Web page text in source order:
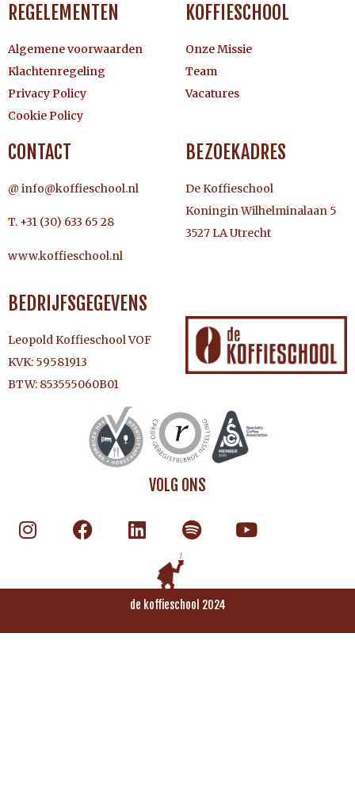
REGELEMENTEN
Algemene voorwaarden
Klachtenregeling
Privacy Policy
Cookie Policy
KOFFIESCHOOL
Onze Missie
Team
Vacatures
CONTACT
@ info@koffieschool.nl
T. +31 (30) 633 65 28
www.koffieschool.nl
BEZOEKADRES
De Koffieschool
Koningin Wilhelminalaan 5
3527 LA Utrecht
BEDRIJFSGEGEVENS
Leopold Koffieschool VOF
KVK: 59581913
BTW: 853555060B01
VOLG ONS
de koffieschool 2024